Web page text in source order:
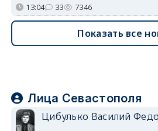
13:04 33 7346
Показать все
Лица Севастополя
Цибулько Василий